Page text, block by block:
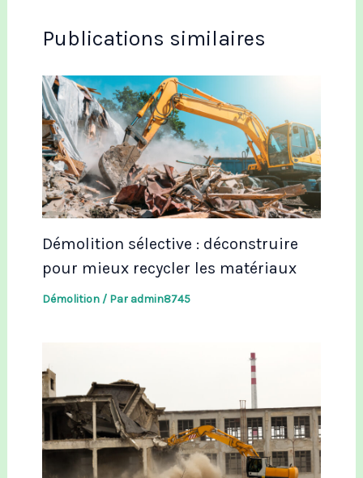
Publications similaires
Démolition sélective : déconstruire
pour mieux recycler les matériaux
Démolition/ Par admin8745